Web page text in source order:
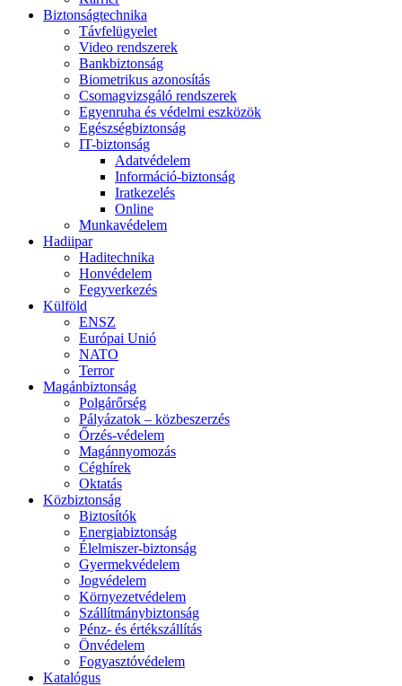
Biztonságtechnika
Távfelügyelet
Video rendszerek
Bankbiztonság
Biometrikus azonosítás
Csomagvizsgáló rendszerek
Egyenruha és védelmi eszközök
Egészségbiztonság
IT-biztonság
Adatvédelem
Információ-biztonság
Iratkezelés
Online
Munkavédelem
Hadiipar
Haditechnika
Honvédelem
Fegyverkezés
Külföld
ENSZ
Európai Unió
NATO
Terror
Magánbiztonság
Polgárőrség
Pályázatok – közbeszerzés
Őrzés-védelem
Magánnyomozás
Céghírek
Oktatás
Közbiztonság
Biztosítók
Energiabiztonság
Élelmiszer-biztonság
Gyermekvédelem
Jogvédelem
Környezetvédelem
Szállítmánybiztonság
Pénz- és értékszállítás
Önvédelem
Fogyasztóvédelem
Katalógus